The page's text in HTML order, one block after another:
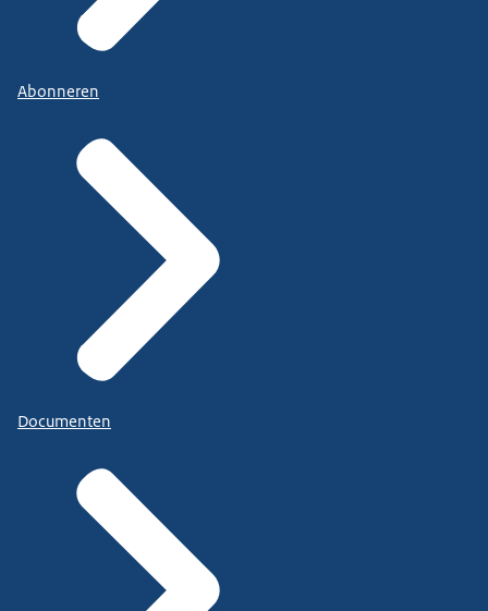
Abonneren
Documenten